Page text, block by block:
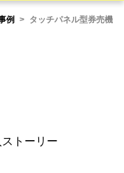
例 > タッチパネル型券売機
トーリー